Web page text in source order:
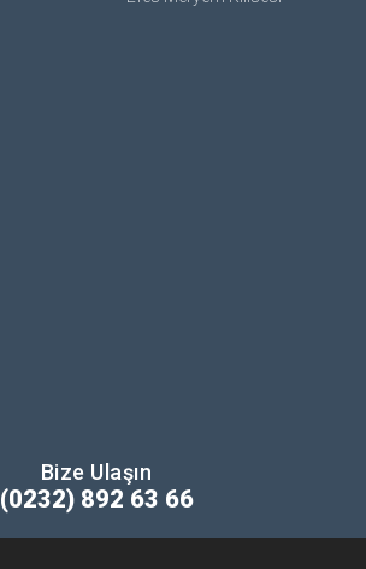
Bize Ulaşın
(0232) 892 63 66